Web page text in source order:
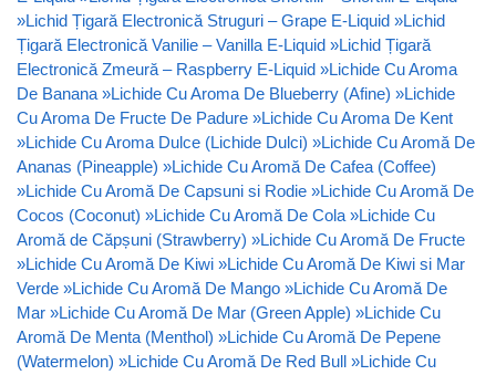
»Lichid Țigară Electronică Struguri – Grape E-Liquid »Lichid
Țigară Electronică Vanilie – Vanilla E-Liquid »Lichid Țigară
Electronică Zmeură – Raspberry E-Liquid »Lichide Cu Aroma
De Banana »Lichide Cu Aroma De Blueberry (Afine) »Lichide
Cu Aroma De Fructe De Padure »Lichide Cu Aroma De Kent
»Lichide Cu Aroma Dulce (Lichide Dulci) »Lichide Cu Aromă De
Ananas (Pineapple) »Lichide Cu Aromă De Cafea (Coffee)
»Lichide Cu Aromă De Capsuni si Rodie »Lichide Cu Aromă De
Cocos (Coconut) »Lichide Cu Aromă De Cola »Lichide Cu
Aromă de Căpșuni (Strawberry) »Lichide Cu Aromă De Fructe
»Lichide Cu Aromă De Kiwi »Lichide Cu Aromă De Kiwi si Mar
Verde »Lichide Cu Aromă De Mango »Lichide Cu Aromă De
Mar »Lichide Cu Aromă De Mar (Green Apple) »Lichide Cu
Aromă De Menta (Menthol) »Lichide Cu Aromă De Pepene
(Watermelon) »Lichide Cu Aromă De Red Bull »Lichide Cu